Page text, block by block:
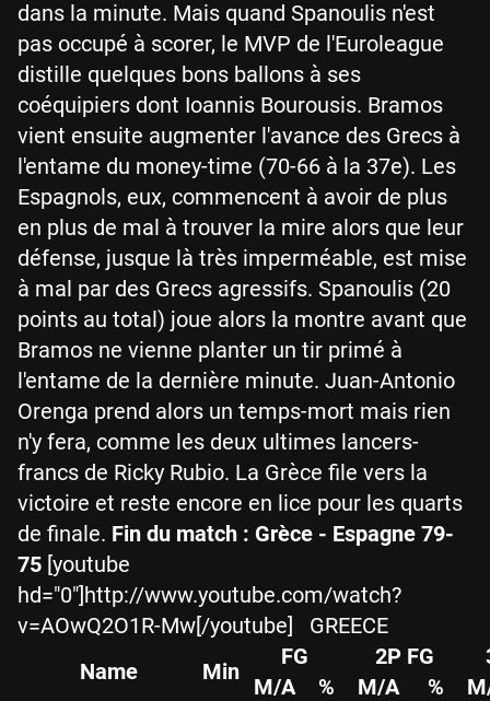
dans la minute. Mais quand Spanoulis n'est
pas occupé à scorer, le MVP de l'Euroleague
distille quelques bons ballons à ses
coéquipiers dont Ioannis Bourousis. Bramos
vient ensuite augmenter l'avance des Grecs à
l'entame du money-time (70-66 à la 37e). Les
Espagnols, eux, commencent à avoir de plus
en plus de mal à trouver la mire alors que leur
défense, jusque là très imperméable, est mise
à mal par des Grecs agressifs. Spanoulis (20
points au total) joue alors la montre avant que
Bramos ne vienne planter un tir primé à
l'entame de la dernière minute. Juan-Antonio
Orenga prend alors un temps-mort mais rien
n'y fera, comme les deux ultimes lancers-
francs de Ricky Rubio. La Grèce file vers la
victoire et reste encore en lice pour les quarts
de finale. Fin du match : Grèce - Espagne 79-
75 [youtube
hd="0"]http://www.youtube.com/watch?
v=AOwQ2O1R-Mw[/youtube] GREECE
Name
Min
FG 2P FG
M/A
% M/A %